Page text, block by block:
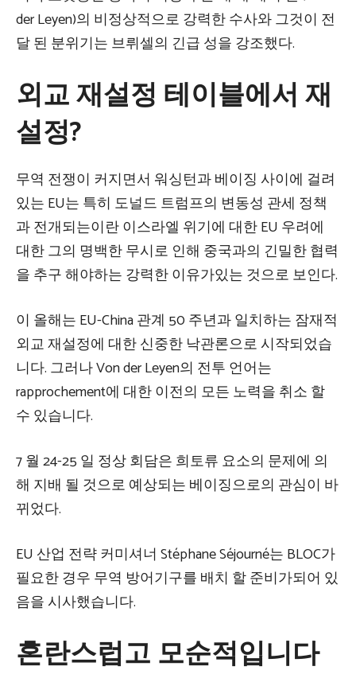
der Leyen)의 비정상적으로 강력한 수사와 그것이 전
달 된 분위기는 브뤼셀의 긴급 성을 강조했다.
외교 재설정 테이블에서 재
설정?
무역 전쟁이 커지면서 워싱턴과 베이징 사이에 걸려
있는 EU는 특히 도널드 트럼프의 변동성 관세 정책
과 전개되는이란 이스라엘 위기에 대한 EU 우려에
대한 그의 명백한 무시로 인해 중국과의 긴밀한 협력
을 추구 해야하는 강력한 이유가있는 것으로 보인다.
이 올해는 EU-China 관계 50 주년과 일치하는 잠재적
외교 재설정에 대한 신중한 낙관론으로 시작되었습
니다. 그러나 Von der Leyen의 전투 언어는
rapprochement에 대한 이전의 모든 노력을 취소 할
수 있습니다.
7 월 24-25 일 정상 회담은 희토류 요소의 문제에 의
해 지배 될 것으로 예상되는 베이징으로의 관심이 바
뀌었다.
EU 산업 전략 커미셔너 Stéphane Séjourné는 BLOC가
필요한 경우 무역 방어기구를 배치 할 준비가되어 있
음을 시사했습니다.
혼란스럽고 모순적입니다